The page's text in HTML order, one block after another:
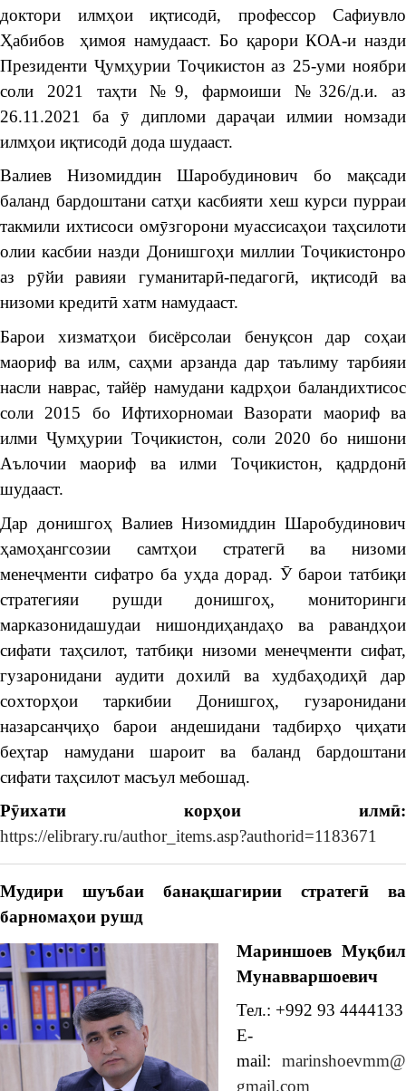
доктори илмҳои иқтисодӣ, профессор Сафиувло
Ҳабибов ҳимоя намудааст. Бо қарори КОА-и назди
Президенти Ҷумҳурии Тоҷикистон аз 25-уми ноябри
соли 2021 таҳти №9, фармоиши №326/д.и. аз
26.11.2021 ба ӯ дипломи дараҷаи илмии номзади
илмҳои иқтисодӣ дода шудааст.
Валиев Низомиддин Шаробудинович бо мақсади
баланд бардоштани сатҳи касбияти хеш курси пурраи
такмили ихтисоси омӯзгорони муассисаҳои таҳсилоти
олии касбии назди Донишгоҳи миллии Тоҷикистонро
аз рӯйи равияи гуманитарӣ-педагогӣ, иқтисодӣ ва
низоми кредитӣ хатм намудааст.
Барои хизматҳои бисёрсолаи бенуқсон дар соҳаи
маориф ва илм, саҳми арзанда дар таълиму тарбияи
насли наврас, тайёр намудани кадрҳои баландихтисос
соли 2015 бо Ифтихорномаи Вазорати маориф ва
илми Ҷумҳурии Тоҷикистон, соли 2020 бо нишони
Аълочии маориф ва илми Тоҷикистон, қадрдонӣ
шудааст.
Дар донишгоҳ Валиев Низомиддин Шаробудинович
ҳамоҳангсозии самтҳои стратегӣ ва низоми
менеҷменти сифатро ба уҳда дорад. Ӯ барои татбиқи
стратегияи рушди донишгоҳ, мониторинги
марказонидашудаи нишондиҳандаҳо ва равандҳои
сифати таҳсилот, татбиқи низоми менеҷменти сифат,
гузаронидани аудити дохилӣ ва худбаҳодиҳӣ дар
сохторҳои таркибии Донишгоҳ, гузаронидани
назарсанҷиҳо барои андешидани тадбирҳо ҷиҳати
беҳтар намудани шароит ва баланд бардоштани
сифати таҳсилот масъул мебошад.
Рӯихати корҳои илмӣ:
https://elibrary.ru/author_items.asp?authorid=1183671
Мудири шуъбаи банақшагирии стратегӣ ва
барномаҳои рушд
Мариншоев Муқбил
Мунавваршоевич
Тел.: +992 93 4444133
E-
mail: marinshoevmm@
gmail.com